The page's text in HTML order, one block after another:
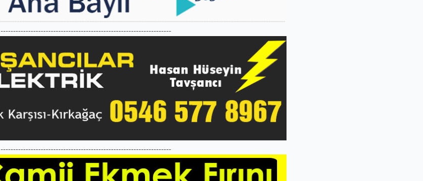
--------------------------------------------------------------------
--------------------------------------------------------------------